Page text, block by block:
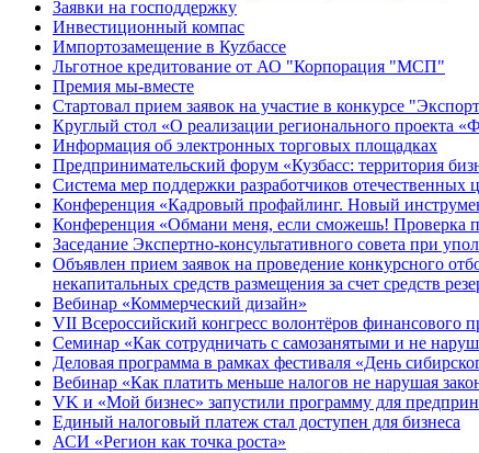
Заявки на господдержку
Инвестиционный компас
Импортозамещение в Куzбассе
Льготное кредитование от АО "Корпорация "МСП"
Премия мы-вместе
Стартовал прием заявок на участие в конкурсе
Круглый стол «О реализации регионального проекта
Информация об электронных торговых площадках
Предпринимательский форум «Кузбасс: территория
Система мер поддержки разработчиков
Конференция «Кадровый профайлинг. Новый
Конференция «Обмани меня, если сможешь! Проверка
Заседание Экспертно-консультативного совета при
Объявлен прием заявок на проведение конкурсного
некапитальных средств размещения за счет средств
Вебинар «Коммерческий дизайн»
VII Всероссийский конгресс волонтёров финансового
Семинар «Как сотрудничать с самозанятыми и не
Деловая программа в рамках фестиваля «День
Вебинар «Как платить меньше налогов не нарушая
VK и «Мой бизнес» запустили программу для
Единый налоговый платеж стал доступен для бизнеса
АСИ «Регион как точка роста»